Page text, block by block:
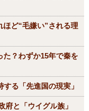
ほど“毛嫌い”される理
た？わずか15年で秦を
る「先進国の現実」
府と「ウイグル族」